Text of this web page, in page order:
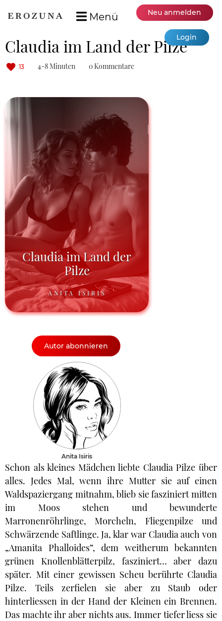
Menü Neu anmelden
Login
Claudia im Land der Pilze
13 4-8 Minuten 0 Kommentare
Claudia im Land der
Pilze
ANITA ISIRIS
Autor abonnieren
Anita Isiris
Schon als kleines Mädchen liebte Claudia Pilze über
alles. Jedes Mal, wenn ihre Mutter sie auf einen
Waldspaziergang mitnahm, blieb sie fasziniert mitten
im Moos stehen und bewunderte
Marronenröhrlinge, Morcheln, Fliegenpilze und
Schwärzende Saftlinge. Ja, klar war Claudia auch von
„Amanita Phalloides“, dem weitherum bekannten
grünen Knollenblätterpilz, fasziniert… aber dazu
später. Mit einer gewissen Scheu berührte Claudia
Pilze. Teils zerfielen sie aber zu Staub oder
hinterliessen in der Hand der Kleinen ein Brennen.
Das machte ihr aber nichts aus. Immer tiefer liess sie